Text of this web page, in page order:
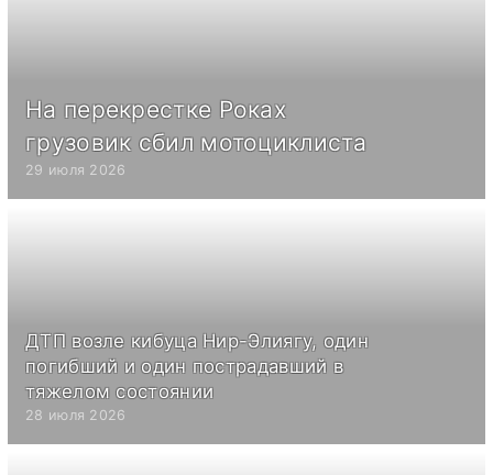
На перекрестке Роках
грузовик сбил мотоциклиста
29 июля 2026
ДТП возле кибуца Нир-Элиягу, один
погибший и один пострадавший в
тяжелом состоянии
28 июля 2026